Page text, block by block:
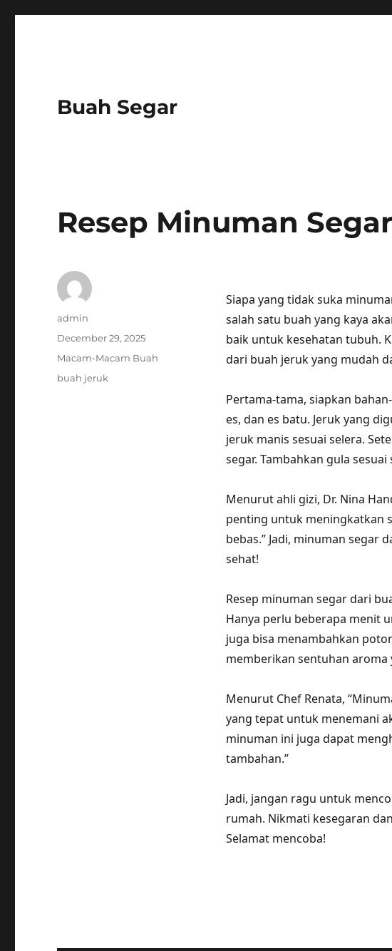
Buah Segar
Resep Minuman
Siapa yang tidak suka
salah satu buah yang kaya
baik untuk kesehatan tubuh.
dari buah jeruk yang mudah
Pertama-tama, siapkan
es, dan es batu. Jeruk yang
jeruk manis sesuai selera.
segar. Tambahkan gula
Menurut ahli gizi, Dr. Nina
penting untuk meningkatkan
bebas.” Jadi, minuman segar
sehat!
Resep minuman segar dari
Hanya perlu beberapa menit
juga bisa menambahkan
memberikan sentuhan aroma
Menurut Chef Renata,
yang tepat untuk menemani
minuman ini juga dapat
tambahan.”
Jadi, jangan ragu untuk
rumah. Nikmati kesegaran
Selamat mencoba!
Author
admin
Posted
December 29, 2025
Categories
Macam-Macam Buah
Tags
buah jeruk